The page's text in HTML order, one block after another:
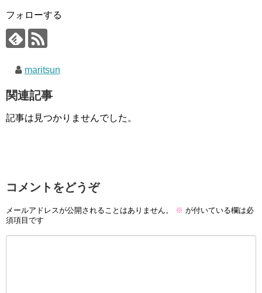
フォローする
maritsun
関連記事
記事は見つかりませんでした。
コメントをどうぞ
メールアドレスが公開されることはありません。 ※ が付いている欄は必
須項目です